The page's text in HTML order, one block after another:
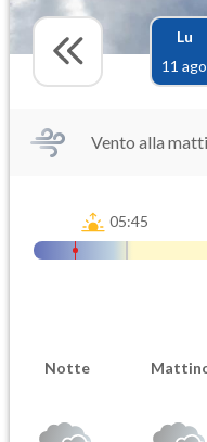
Lu
11 ago
Vento alla
05:45
Notte